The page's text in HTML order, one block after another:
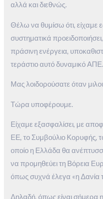
αλλά και διεθνώς.
Θέλω να θυμίσω ότι, είχαμε
συστηματικά
πράσινη ενέργεια,
τεράστιο αυτό δυναμικό ΑΠΕ.
Μας λοιδορούσατε όταν
Τώρα υποφέρουμε.
Είχαμε εξασφαλίσει, με
ΕΕ, το Συμβούλιο Κορυφής,
οποίο η Ελλάδα θα
να προμηθεύει τη Βόρεια
όπως συχνά έλεγα «η Δανία
Δηλαδή, όπως είναι σήμερα